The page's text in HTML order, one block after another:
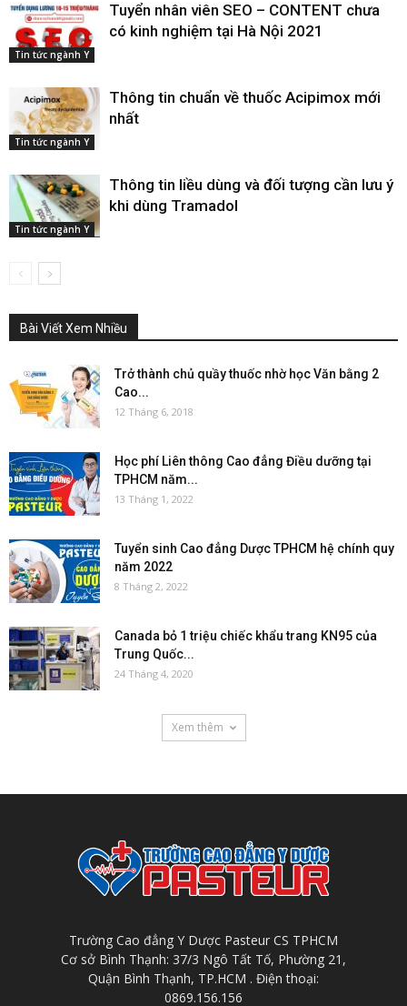
Tin tức ngành Y
Tuyển nhân viên SEO – CONTENT chưa
có kinh nghiệm tại Hà Nội 2021
Tin tức ngành Y
Thông tin chuẩn về thuốc Acipimox mới
nhất
Tin tức ngành Y
Thông tin liều dùng và đối tượng cần lưu ý
khi dùng Tramadol
Bài Viết Xem Nhiều
Trở thành chủ quầy thuốc nhờ học Văn bằng 2
Cao...
12 Tháng 6, 2018
Học phí Liên thông Cao đẳng Điều dưỡng tại
TPHCM năm...
13 Tháng 1, 2022
Tuyển sinh Cao đẳng Dược TPHCM hệ chính quy
năm 2022
8 Tháng 2, 2022
Canada bỏ 1 triệu chiếc khẩu trang KN95 của
Trung Quốc...
24 Tháng 4, 2020
Xem thêm
Trường Cao đẳng Y Dược Pasteur CS TPHCM
Cơ sở Bình Thạnh: 37/3 Ngô Tất Tố, Phường 21,
Quận Bình Thạnh, TP.HCM . Điện thoại:
0869.156.156